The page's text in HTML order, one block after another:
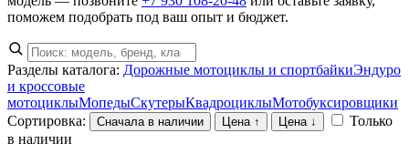
поможем подобрать под ваш опыт и бюджет.
Разделы каталога: Дорожные мотоциклы и спортбайкиЭндуро
и кроссовые
мотоциклыМопедыСкутерыКвадроциклыМотобуксировщики
Сортировка:
Сначала в наличии Цена ↑ Цена ↓
Только
в наличии